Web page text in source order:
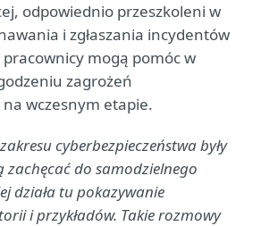
odpowiednio przeszkoleni w
i zgłaszania incydentów
mogą pomóc w
zagrożeń
wczesnym etapie.
cyberbezpieczeństwa były
zachęcać do samodzielnego
działa tu pokazywanie
i przykładów. Takie rozmowy